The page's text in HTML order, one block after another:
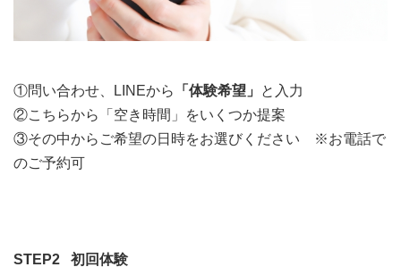
①問い合わせ、LINEから 「体験希望」
と入力
②こちらから「空き時間」をいくつか提案
③その中からご希望の日時をお選びください ※お電話で
のご予約可
STEP2 初回体験